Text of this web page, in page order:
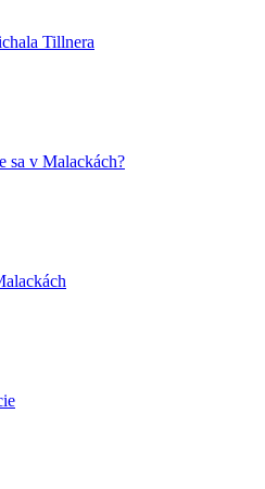
Tillnera
sa v Malackách?